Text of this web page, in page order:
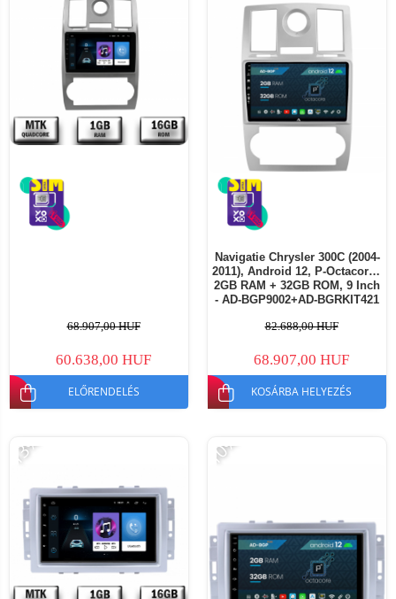
68.907,00 HUF
60.638,00 HUF
ELŐRENDELÉS
Navigatie Chrysler 300C (2004-
2011), Android 12, P-Octacore /
2GB RAM + 32GB ROM, 9 Inch
- AD-BGP9002+AD-BGRKIT421
82.688,00 HUF
68.907,00 HUF
KOSÁRBA HELYEZÉS
-13% -10%